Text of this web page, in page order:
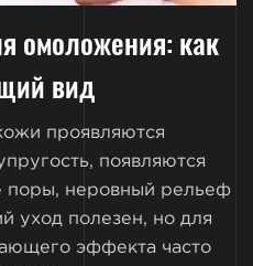
омоложения: как
вид
проявляются
появляются
неровный рельеф
уход полезен, но для
эффекта часто